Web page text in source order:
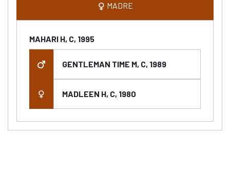
MADRE
MAHARI H, C, 1995
GENTLEMAN TIME M, C, 1989
MADLEEN H, C, 1980